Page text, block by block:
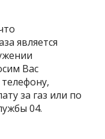
является
Вас
за газ или по
04.